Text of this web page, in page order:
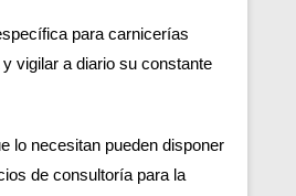
para carnicerías
vigilar a diario su constante
lo necesitan pueden disponer
de consultoría para la